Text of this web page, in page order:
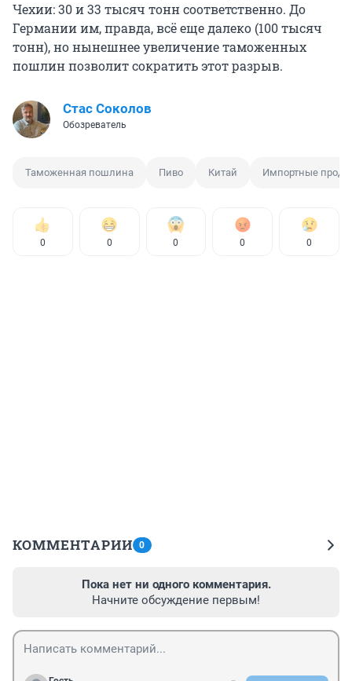
Чехии: 30 и 33 тысяч тонн соответственно. До
Германии им, правда, всё еще далеко (100 тысяч
тонн), но нынешнее увеличение таможенных
пошлин позволит сократить этот разрыв.
Стас Соколов
Обозреватель
Таможенная пошлина Пиво Китай Импортные
0 0 0 0 0
КОММЕНТАРИИ 0
Пока нет ни одного комментария.
Начните обсуждение первым!